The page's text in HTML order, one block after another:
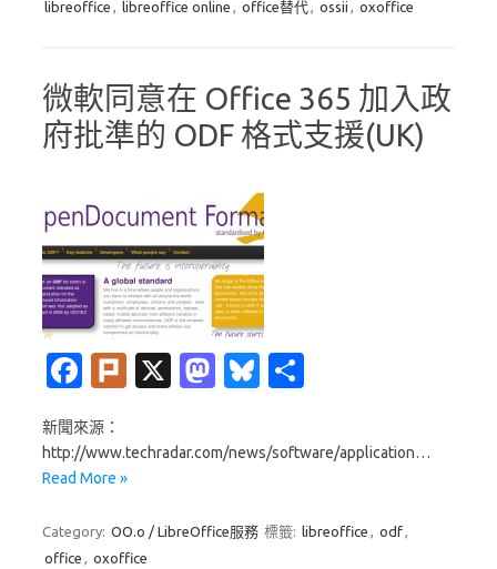
o
o
libreoffice , libreoffice online , office替代, ossii , oxoffice
微軟同意在 Office 365 加入政
府批準的 ODF 格式支援(UK)
Fa
e
b
o
Pl
k
X
M
t
o
Bl
es
新聞來源：
http://www.techradar.com/news/software/application…
Read More »
Category: OO.o / LibreOffice服務 標籤: libreoffice , odf,
office , oxoffice